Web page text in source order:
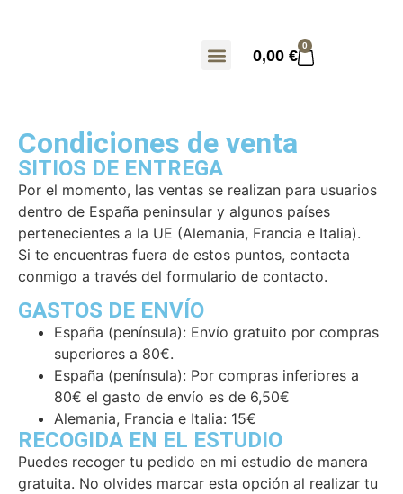
0,00 €
0
Condiciones de venta
SITIOS DE ENTREGA
Por el momento, las ventas se realizan para usuarios
dentro de España peninsular y algunos países
pertenecientes a la UE (Alemania, Francia e Italia).
Si te encuentras fuera de estos puntos, contacta
conmigo a través del formulario de contacto.
GASTOS DE ENVÍO
España (península): Envío gratuito por compras
superiores a 80€.
España (península): Por compras inferiores a
80€ el gasto de envío es de 6,50€
Alemania, Francia e Italia: 15€
RECOGIDA EN EL ESTUDIO
Puedes recoger tu pedido en mi estudio de manera
gratuita. No olvides marcar esta opción al realizar tu